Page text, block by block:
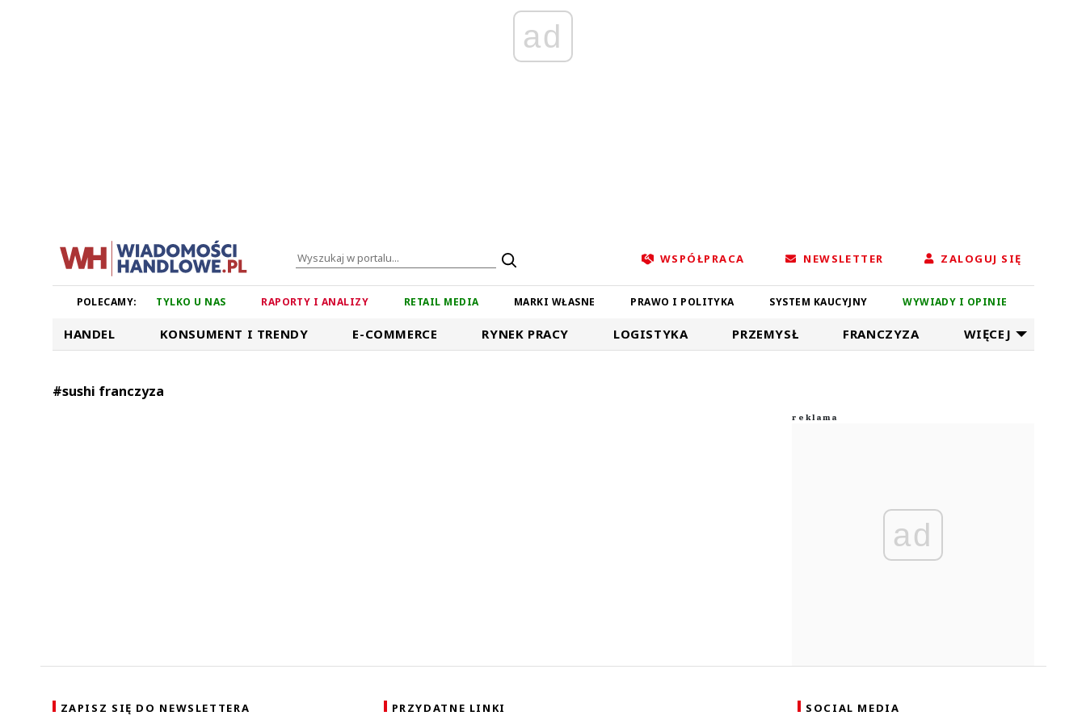
ad
WSPÓŁPRACA NEWSLETTER ZALOGUJ SIĘ
POLECAMY: TYLKO U NAS RAPORTY I ANALIZY RETAIL MEDIA MARKI WŁASNE PRAWO I POLITYKA SYSTEM KAUCYJNY WYWIADY I OPINIE
HANDEL KONSUMENT I TRENDY E-COMMERCE RYNEK PRACY LOGISTYKA PRZEMYSŁ FRANCZYZA WIĘCEJ
#sushi franczyza
ad
ZAPISZ SIĘ DO NEWSLETTERA PRZYDATNE LINKI SOCIAL MEDIA